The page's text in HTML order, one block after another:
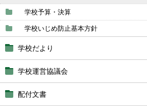
学校予算・決算
学校いじめ防止基本方針
学校だより
学校運営協議会
配付文書